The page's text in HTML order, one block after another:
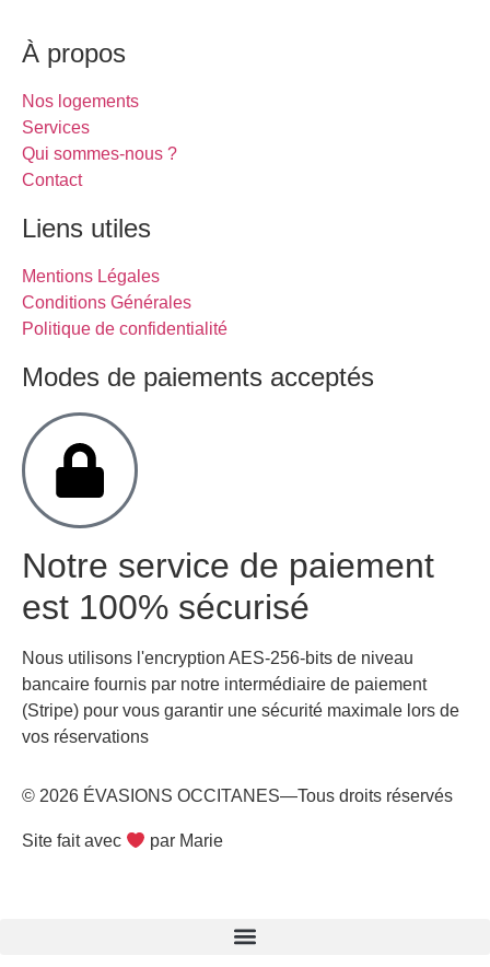
À propos
Nos logements
Services
Qui sommes-nous ?
Contact
Liens utiles
Mentions Légales
Conditions Générales
Politique de confidentialité
Modes de paiements acceptés
Notre service de paiement
est 100% sécurisé
Nous utilisons l'encryption AES-256-bits de niveau
bancaire fournis par notre intermédiaire de paiement
(Stripe) pour vous garantir une sécurité maximale lors de
vos réservations
© 2026 ÉVASIONS OCCITANES—Tous droits réservés
Site fait avec par Marie